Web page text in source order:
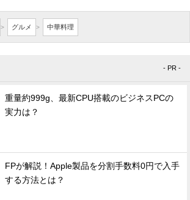
> グルメ > 中華料理
- PR -
重量約999g、最新CPU搭載のビジネスPCの
実力は？
FPが解説！Apple製品を分割手数料0円で入手
する方法とは？